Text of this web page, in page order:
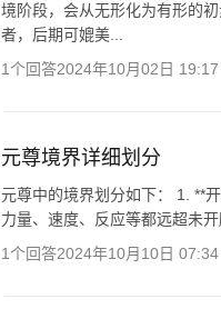
境阶段，会从无形化为有形的
者，后期可媲美...
1个回答2024年10月02日 19:17
元尊境界详细划分
元尊中的境界划分如下： 1. **
力量、速度、反应等都远超未
1个回答2024年10月10日 07:34